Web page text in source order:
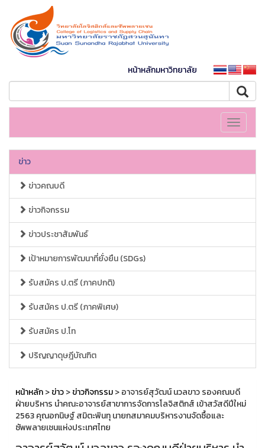
หน้าหลักมหาวิทยาลัย
Toggle
ข่าว
ข่าวคณบดี
ข่าวกิจกรรม
ข่าวประชาสัมพันธ์
เป้าหมายการพัฒนาที่ยั่งยืน (SDGs)
รับสมัคร ป.ตรี (ภาคปกติ)
รับสมัคร ป.ตรี (ภาคพิเศษ)
รับสมัคร ป.โท
ปริญญาดุษฎีบัณฑิต
หน้าหลัก>ข่าว>ข่าวกิจกรรม> อาจารย์สุวัฒน์ นวลขาว รองคณบดี
ฝ่ายบริหาร นำคณะอาจารย์สาขาการจัดการโลจิสติกส์ เข้าสวัสดีปีใหม่
2563 คุณอกนิษฐ์ สมิตะพินทุ นายกสมาคมบริหารงานจัดซื้อและ
ซัพพลายเชนแห่งประเทศไทย